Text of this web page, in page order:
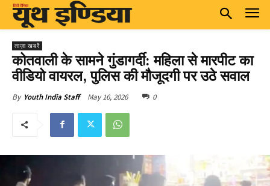
ताज़ा खबरें
कोतवाली के सामने गुंडागर्दी: महिला से मारपीट का
वीडियो वायरल, पुलिस की मौजूदगी पर उठे सवाल
By Youth India Staff May 16, 2026 0